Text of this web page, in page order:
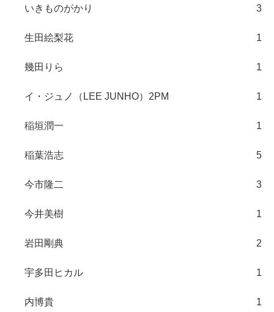
いきものがかり 3
生田絵梨花 1
幾田りら 1
イ・ジュノ（LEE JUNHO）2PM 1
稲垣潤一 1
稲葉浩志 5
今市隆二 3
今井美樹 1
岩田剛典 2
宇多田ヒカル 1
内博貴 1